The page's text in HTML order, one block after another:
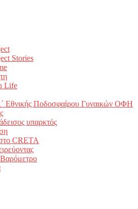
Stories
Life
Εθνικής Ποδοσφαίρου Γυναικών ΟΦΗ
υπαρκτός
CRETA